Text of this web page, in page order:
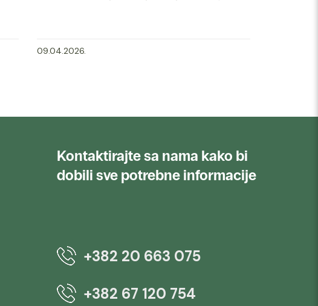
09.04.2026.
Kontaktirajte sa nama kako bi
dobili sve potrebne informacije
+382 20 663 075
+382 67 120 754